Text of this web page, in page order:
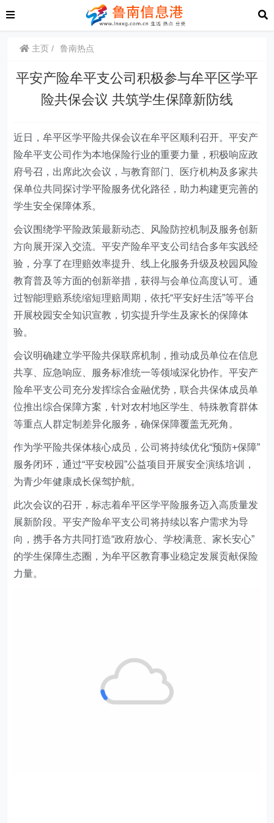
主页 鲁南热点
平安产险牟平支公司积极参与牟平区学平
险共保会议 共筑学生保障新防线
近日，牟平区学平险共保会议在牟平区顺利召开。平安产
险牟平支公司作为本地保险行业的重要力量，积极响应政
府号召，出席此次会议，与教育部门、医疗机构及多家共
保单位共同探讨学平险服务优化路径，助力构建更完善的
学生安全保障体系。
会议围绕学平险政策最新动态、风险防控机制及服务创新
方向展开深入交流。平安产险牟平支公司结合多年实践经
验，分享了在理赔效率提升、线上化服务升级及校园风险
教育普及等方面的创新举措，获得与会单位高度认可。通
过智能理赔系统缩短理赔周期，依托“平安好生活”等平台
开展校园安全知识宣教，切实提升学生及家长的保障体
验。
会议明确建立学平险共保联席机制，推动成员单位在信息
共享、应急响应、服务标准统一等领域深化协作。平安产
险牟平支公司充分发挥综合金融优势，联合共保体成员单
位推出综合保障方案，针对农村地区学生、特殊教育群体
等重点人群定制差异化服务，确保保障覆盖无死角。
作为学平险共保体核心成员，公司将持续优化“预防+保障”
服务闭环，通过“平安校园”公益项目开展安全演练培训，
为青少年健康成长保驾护航。
此次会议的召开，标志着牟平区学平险服务迈入高质量发
展新阶段。平安产险牟平支公司将持续以客户需求为导
向，携手各方共同打造“政府放心、学校满意、家长安心”
的学生保障生态圈，为牟平区教育事业稳定发展贡献保险
力量。